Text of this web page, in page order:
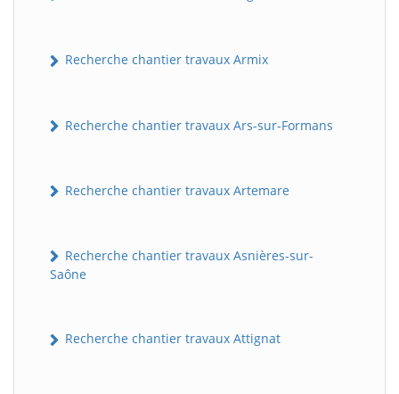
Recherche chantier travaux Armix
Recherche chantier travaux Ars-sur-Formans
Recherche chantier travaux Artemare
Recherche chantier travaux Asnières-sur-
Saône
Recherche chantier travaux Attignat